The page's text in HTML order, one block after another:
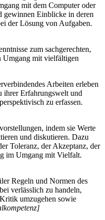
mit dem Computer oder
gewinnen Einblicke in deren
der Lösung von Aufgaben.
zum sachgerechten,
Umgang mit vielfältigen
Arbeiten erleben
ihrer Erfahrungswelt und
zu erfassen.
indem sie Werte
und diskutieren. Dazu
Toleranz, der Akzeptanz, der
im Umgang mit Vielfalt.
Regeln und Normen des
verlässlich zu handeln,
umzugehen sowie